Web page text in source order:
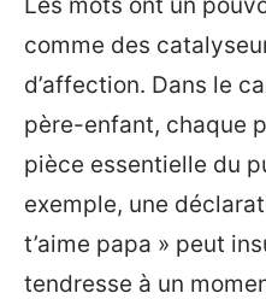
comme des
d’affection. Dans le
père-enfant, chaque
pièce essentielle du
exemple, une
t’aime papa » peut
tendresse à un